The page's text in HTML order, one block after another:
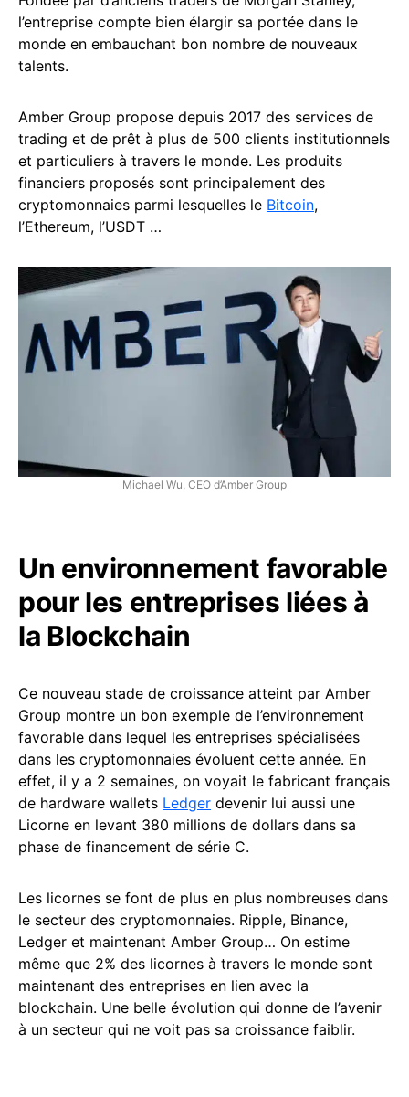
l’entreprise compte bien élargir sa portée dans le
monde en embauchant bon nombre de nouveaux
talents.
Amber Group propose depuis 2017 des services de
trading et de prêt à plus de 500 clients institutionnels
et particuliers à travers le monde. Les produits
financiers proposés sont principalement des
cryptomonnaies parmi lesquelles le Bitcoin,
l’Ethereum, l’USDT …
Michael Wu, CEO d’Amber Group
Un environnement favorable
pour les entreprises liées à
la Blockchain
Ce nouveau stade de croissance atteint par Amber
Group montre un bon exemple de l’environnement
favorable dans lequel les entreprises spécialisées
dans les cryptomonnaies évoluent cette année. En
effet, il y a 2 semaines, on voyait le fabricant français
de hardware wallets Ledger devenir lui aussi une
Licorne en levant 380 millions de dollars dans sa
phase de financement de série C.
Les licornes se font de plus en plus nombreuses dans
le secteur des cryptomonnaies. Ripple, Binance,
Ledger et maintenant Amber Group… On estime
même que 2% des licornes à travers le monde sont
maintenant des entreprises en lien avec la
blockchain. Une belle évolution qui donne de l’avenir
à un secteur qui ne voit pas sa croissance faiblir.